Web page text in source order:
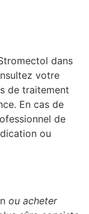
dans
votre
de traitement
En cas de
de
ou
ou acheter